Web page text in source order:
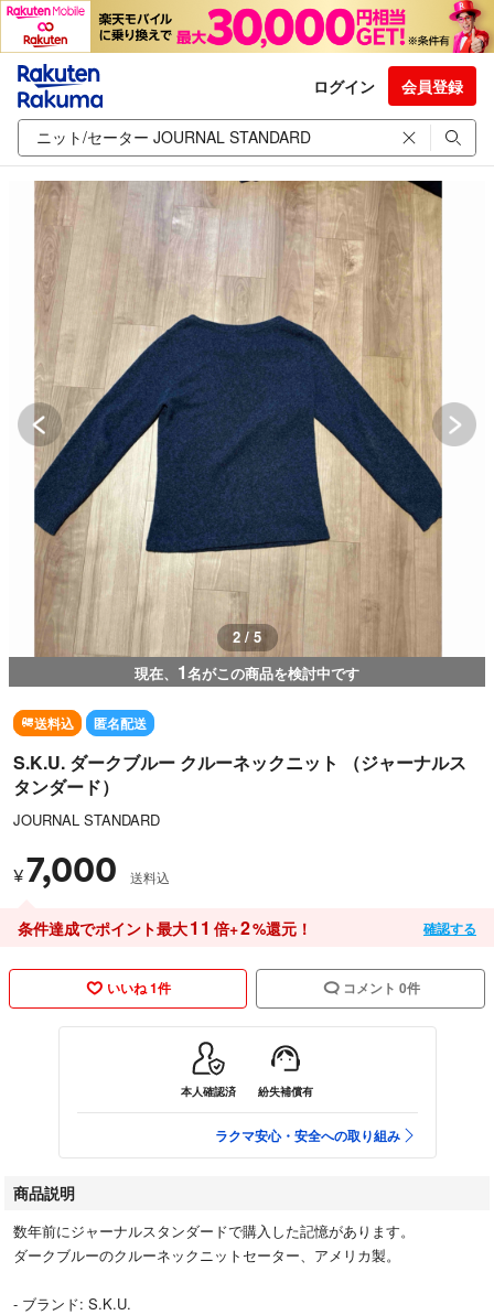
ログイン 会員登録
2 / 5
現在、 1名がこの商品を検討中です
送料込 匿名配送
S.K.U. ダークブルー クルーネックニット （ジャーナルス
タンダード）
JOURNAL STANDARD
¥7,000 送料込
条件達成でポイント最大11 倍+2%還元！ 確認する
いいね 1件 コメント 0件
本人確認済 紛失補償有
ラクマ安心・安全への取り組み
商品説明
数年前にジャーナルスタンダードで購入した記憶があります。
ダークブルーのクルーネックニットセーター、アメリカ製。
- ブランド: S.K.U.